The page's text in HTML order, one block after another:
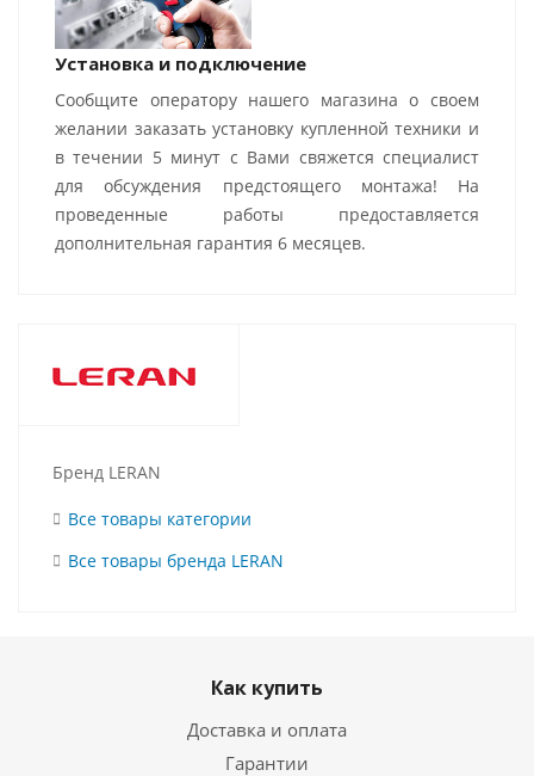
Установка и подключение
Сообщите оператору нашего магазина о своем
желании заказать установку купленной техники и
в течении 5 минут с Вами свяжется специалист
для обсуждения предстоящего монтажа! На
проведенные работы предоставляется
дополнительная гарантия 6 месяцев.
Бренд LERAN
Все товары категории
Все товары бренда LERAN
Как купить
Доставка и оплата
Гарантии